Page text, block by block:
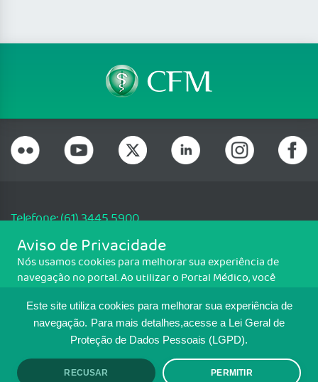
Este site utiliza cookies para melhorar sua experiência de
navegação. Para mais detalhes,acesse a Lei Geral de
Proteção de Dados Pessoais (LGPD).
RECUSAR PERMITIR
Telefone: (61) 3445 5900
Email: cfm@portalmedico.org.br
SGAS 616, Conjunto D, Lote 115, L2 Sul, Brasília/DF - CEP: 70200-760 -
CNPJ: 33.583.550/0001-30
MAPA DO SITE
TRANSPARÊNCIA E PRESTAÇÃO DE
Aviso de Privacidade
Nós usamos cookies para melhorar sua experiência de
navegação no portal. Ao utilizar o Portal Médico, você
Para ter mais informações sobre como isso é feito, acesse
Política de cookies. Se você concorda, clique em ACEITO.